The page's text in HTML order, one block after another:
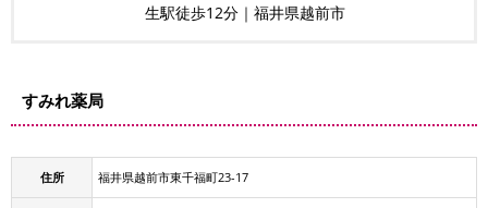
生駅徒歩12分｜福井県越前市
すみれ薬局
住所 福井県越前市東千福町23-17